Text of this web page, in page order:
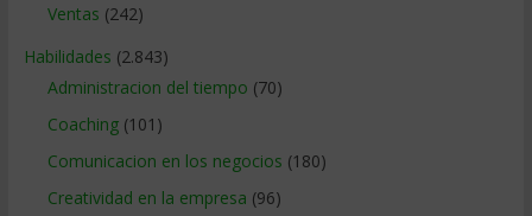
Ventas (242)
Habilidades (2.843)
Administracion del tiempo (70)
Coaching(101)
Comunicacion en los negocios (180)
Creatividad en la empresa (96)